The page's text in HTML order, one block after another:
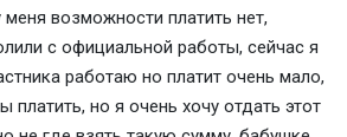
меня возможности платить нет,
с официальной работы, сейчас я
работаю но платит очень мало,
платить, но я очень хочу отдать этот